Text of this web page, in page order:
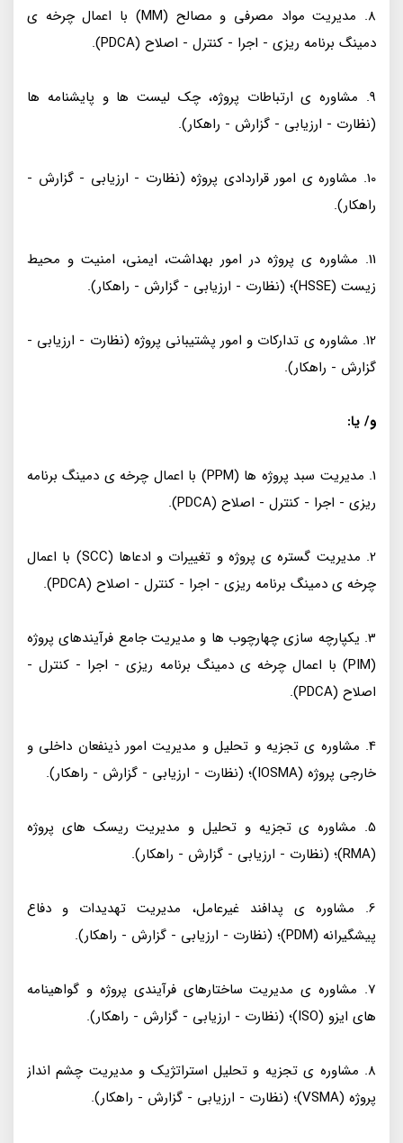
8. مدیریت مواد مصرفی و مصالح (MM) با اعمال چرخه ی
دمینگ برنامه ریزی - اجرا - کنترل - اصلاح (PDCA).
9. مشاوره ی ارتباطات پروژه، چک لیست ها و پایشنامه ها
(نظارت - ارزیابی - گزارش - راهکار).
10. مشاوره ی امور قراردادی پروژه (نظارت - ارزیابی - گزارش -
راهکار).
11. مشاوره ی پروژه در امور بهداشت، ایمنی، امنیت و محیط
زیست (HSSE)؛ (نظارت - ارزیابی - گزارش - راهکار).
12. مشاوره ی تدارکات و امور پشتیبانی پروژه (نظارت - ارزیابی -
گزارش - راهکار).
و/ یا:
1. مدیریت سبد پروژه ها (PPM) با اعمال چرخه ی دمینگ برنامه
ریزی - اجرا - کنترل - اصلاح (PDCA).
2. مدیریت گستره ی پروژه و تغییرات و ادعاها (SCC) با اعمال
چرخه ی دمینگ برنامه ریزی - اجرا - کنترل - اصلاح (PDCA).
3. یکپارچه سازی چهارچوب ها و مدیریت جامع فرآیندهای پروژه
(PIM) با اعمال چرخه ی دمینگ برنامه ریزی - اجرا - کنترل -
اصلاح (PDCA).
4. مشاوره ی تجزیه و تحلیل و مدیریت امور ذینفعان داخلی و
خارجی پروژه (IOSMA)؛ (نظارت - ارزیابی - گزارش - راهکار).
5. مشاوره ی تجزیه و تحلیل و مدیریت ریسک های پروژه
(RMA)؛ (نظارت - ارزیابی - گزارش - راهکار).
6. مشاوره ی پدافند غیرعامل، مدیریت تهدیدات و دفاع
پیشگیرانه (PDM)؛ (نظارت - ارزیابی - گزارش - راهکار).
7. مشاوره ی مدیریت ساختارهای فرآیندی پروژه و گواهینامه
های ایزو (ISO)؛ (نظارت - ارزیابی - گزارش - راهکار).
8. مشاوره ی تجزیه و تحلیل استراتژیک و مدیریت چشم انداز
پروژه (VSMA)؛ (نظارت - ارزیابی - گزارش - راهکار).